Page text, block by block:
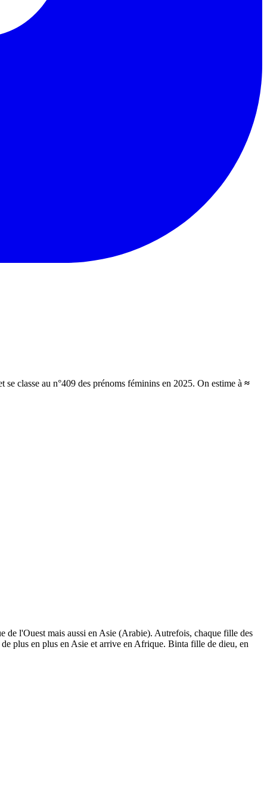
se classe au n°409 des prénoms féminins en 2025. On estime à ≈
l'Ouest mais aussi en Asie (Arabie). Autrefois, chaque fille des
plus en plus en Asie et arrive en Afrique. Binta fille de dieu, en